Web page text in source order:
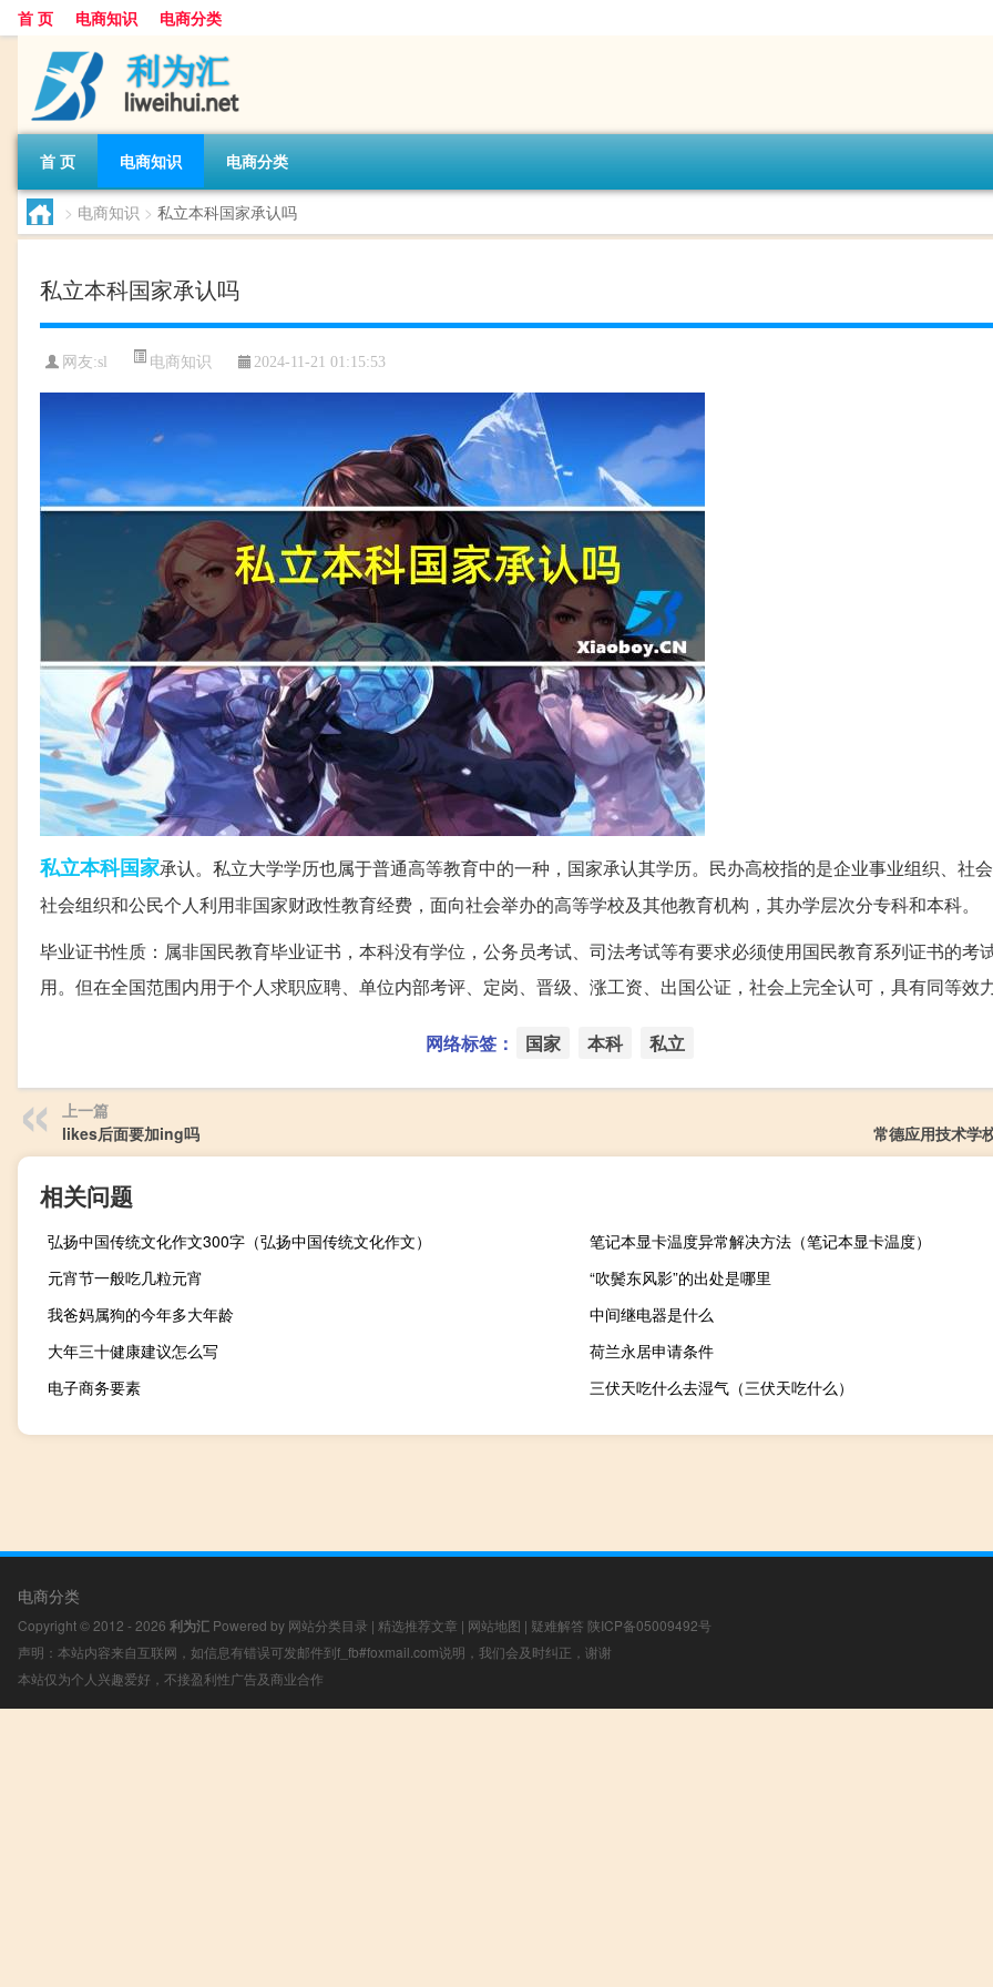
首 页 电商知识 电商分类
首 页 电商知识 电商分类
> 电商知识 > 私立本科国家承认吗
私立本科国家承认吗
网友:sl 电商知识 2024-11-21 01:15:53
私立本科国家承认。私立大学学历也属于普通高等教育中的一种，国家承认其学历。民办高校指的是企业事业组织、社
社会组织和公民个人利用非国家财政性教育经费，面向社会举办的高等学校及其他教育机构，其办学层次分专科和本科。
毕业证书性质：属非国民教育毕业证书，本科没有学位，公务员考试、司法考试等有要求必须使用国民教育系列证书的考
用。但在全国范围内用于个人求职应聘、单位内部考评、定岗、晋级、涨工资、出国公证，社会上完全认可，具有同等效
网络标签： 国家 本科 私立
上一篇
likes后面要加ing吗
常德应用技术学
相关问题
弘扬中国传统文化作文300字（弘扬中国传统文化作文）
笔记本显卡温度异常解决方法（笔记本显卡温度）
元宵节一般吃几粒元宵
“吹鬓东风影”的出处是哪里
我爸妈属狗的今年多大年龄
中间继电器是什么
大年三十健康建议怎么写
荷兰永居申请条件
电子商务要素
三伏天吃什么去湿气（三伏天吃什么）
电商分类
Copyright © 2012 - 2026 利为汇 Powered by 网站分类目录 | 精选推荐文章 | 网站地图 | 疑难解答 陕ICP备05009492号
声明：本站内容来自互联网，如信息有错误可发邮件到f_fb#foxmail.com说明，我们会及时纠正，谢谢
本站仅为个人兴趣爱好，不接盈利性广告及商业合作